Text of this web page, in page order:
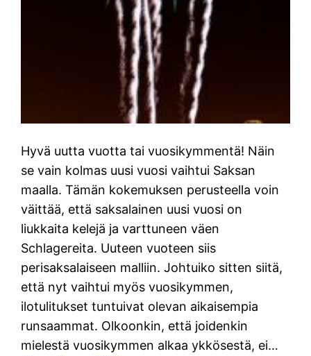
Hyvä uutta vuotta tai vuosikymmentä! Näin
se vain kolmas uusi vuosi vaihtui Saksan
maalla. Tämän kokemuksen perusteella voin
väittää, että saksalainen uusi vuosi on
liukkaita kelejä ja varttuneen väen
Schlagereita. Uuteen vuoteen siis
perisaksalaiseen malliin. Johtuiko sitten siitä,
että nyt vaihtui myös vuosikymmen,
ilotulitukset tuntuivat olevan aikaisempia
runsaammat. Olkoonkin, että joidenkin
mielestä vuosikymmen alkaa ykkösestä, ei…